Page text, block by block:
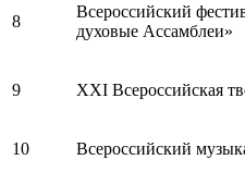
8
Всероссийский
духовые Ассамблеи»
9 XXI Всероссийская
10 Всероссийский